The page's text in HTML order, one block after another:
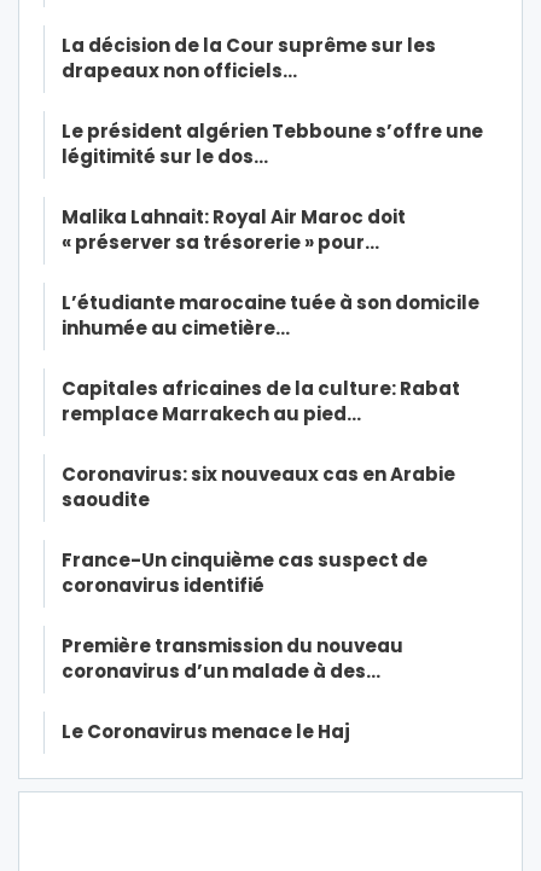
La décision de la Cour suprême sur les
drapeaux non officiels…
Le président algérien Tebboune s’offre une
légitimité sur le dos…
Malika Lahnait: Royal Air Maroc doit
« préserver sa trésorerie » pour…
L’étudiante marocaine tuée à son domicile
inhumée au cimetière…
Capitales africaines de la culture: Rabat
remplace Marrakech au pied…
Coronavirus: six nouveaux cas en Arabie
saoudite
France-Un cinquième cas suspect de
coronavirus identifié
Première transmission du nouveau
coronavirus d’un malade à des…
Le Coronavirus menace le Haj